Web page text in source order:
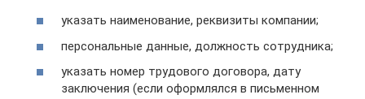
указать наименование, реквизиты компании;
персональные данные, должность сотрудника;
указать номер трудового договора, дату
заключения (если оформлялся в письменном